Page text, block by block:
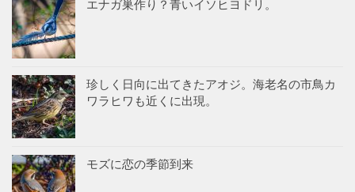
エナガ巣作り？青いイソヒヨドリ。
珍しく日向に出てきたアオジ。海老名の市鳥カ
ワラヒワも近くに出現。
モズに恋の季節到来